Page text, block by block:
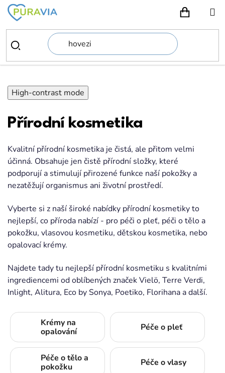
Přejít
obsah
High-contrast mode
Přírodní kosmetika
Kvalitní přírodní kosmetika je čistá, ale přitom velmi
účinná. Obsahuje jen čistě přírodní složky, které
podporují a stimulují přirozené funkce naší pokožky a
nezatěžují organismus ani životní prostředí.
Vyberte si z naší široké nabídky přírodní kosmetiky to
nejlepší, co příroda nabízí - pro péči o pleť, péči o tělo a
pokožku, vlasovou kosmetiku, dětskou kosmetika, nebo
opalovací krémy.
Najdete tady tu nejlepší přírodní kosmetiku s kvalitními
ingrediencemi od oblíbených značek Vielö, Terre Verdi,
Inlight, Alitura, Eco by Sonya, Poetiko, Florihana a další.
Krémy na
opalování
Péče o pleť
Péče o tělo a
pokožku
Péče o vlasy